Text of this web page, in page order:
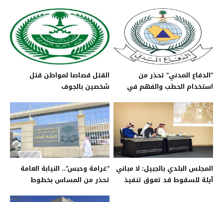
“الدفاع المدني” تحذر من
استخدام الحطب والفهم في
القتل قصاصا لمواطن قتل
شخصين بالجوف
المجلس البلدي بالجبيل: لا مباني
آيلة للسقوط قد تعوق تنفيذ
“غرامة وحبس”.. النيابة العامة
تحذر من المساس بخطوط